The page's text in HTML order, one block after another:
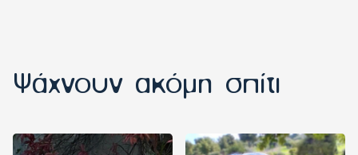
Ψάχνουν ακόμη σπίτι